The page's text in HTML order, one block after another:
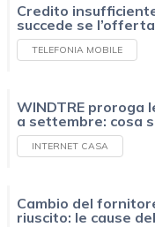
Credito
succede se
TELEFONIA MOBILE
WINDTRE proroga
a settembre: cosa
INTERNET CASA
Cambio del
riuscito: le cause